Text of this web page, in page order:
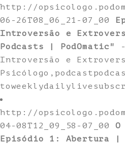
http://
06-26T08_06_21-07_00
Introversão e
Podcasts | PodOmatic"
Introversão e
http://
04-08T12_09_58-07_00
Episódio 1: Abertura |